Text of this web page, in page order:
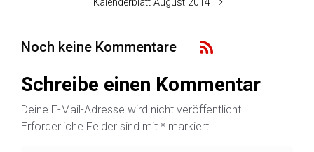
Kalenderblatt August 2014
Noch keine Kommentare
Schreibe einen Kommentar
Deine E-Mail-Adresse wird nicht veröffentlicht.
Erforderliche Felder sind mit * markiert